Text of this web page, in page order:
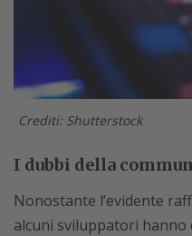
Crediti: Shutterstock
I dubbi della
Nonostante l’evidente
alcuni sviluppatori hanno